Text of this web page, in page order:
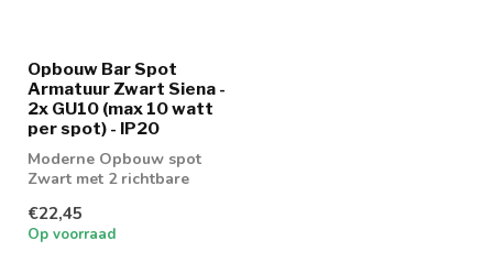
Opbouw Bar Spot
Armatuur Zwart Siena -
2x GU10 (max 10 watt
per spot) - IP20
Moderne Opbouw spot
Zwart met 2 richtbare
€22,45
Op voorraad